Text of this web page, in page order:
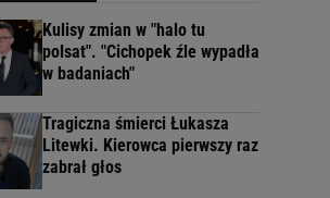
Kulisy zmian w "halo tu
polsat". "Cichopek źle wypadła
w badaniach"
Tragiczna śmierci Łukasza
Litewki. Kierowca pierwszy raz
zabrał głos